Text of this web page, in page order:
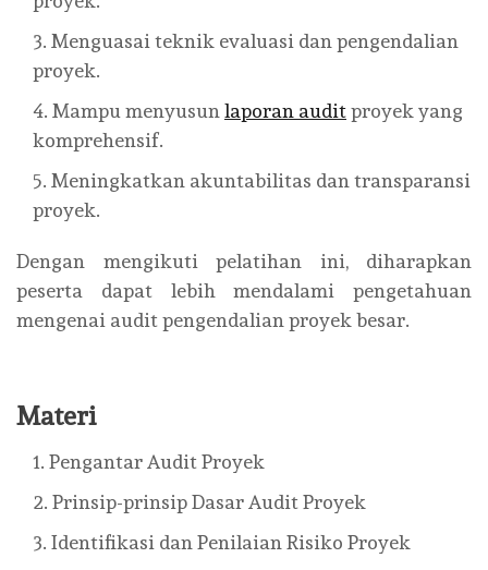
Menguasai teknik evaluasi dan pengendalian
proyek.
Mampu menyusun laporan auditproyek yang
komprehensif.
Meningkatkan akuntabilitas dan transparansi
proyek.
Dengan mengikuti pelatihan ini, diharapkan
peserta dapat lebih mendalami pengetahuan
mengenai audit pengendalian proyek besar.
Materi
Pengantar Audit Proyek
Prinsip-prinsip Dasar Audit Proyek
Identifikasi dan Penilaian Risiko Proyek